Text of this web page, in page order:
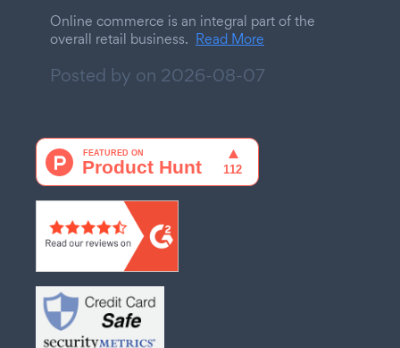
Online commerce is an integral part of the
overall retail business. Read More
Posted by on 2026-08-07